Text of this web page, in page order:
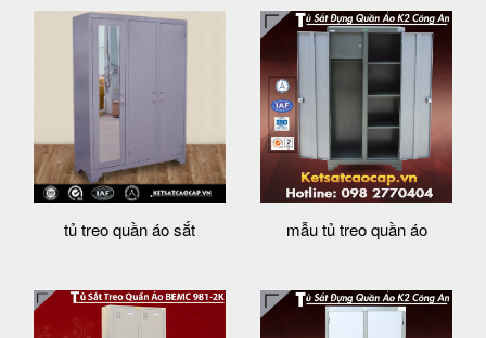
tủ treo quần áo sắt mẫu tủ treo quần áo